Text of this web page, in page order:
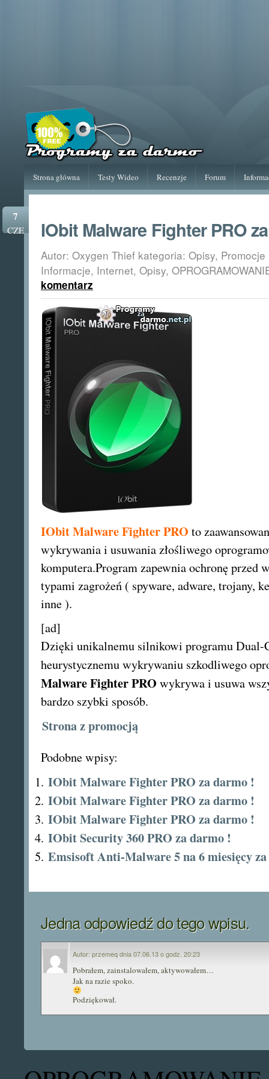
Strona główna Testy Wideo Recenzje Forum
7
CZE IObit Malware Fighter PRO
Autor: Oxygen Thief kategoria: Opisy, Promocje
Informacje, Internet, Opisy,
komentarz
IObit Malware Fighter PRO to
wykrywania i usuwania złośliwego
komputera.Program zapewnia ochronę przed
typami zagrożeń ( spyware, adware, trojany,
inne ).
[ad]
Dzięki unikalnemu silnikowi programu Dual-
heurystycznemu wykrywaniu szkodliwego
Malware Fighter PRO wykrywa i usuwa
bardzo szybki sposób.
Strona z promocją
Podobne wpisy:
IObit Malware Fighter PRO za darmo !
IObit Malware Fighter PRO za darmo !
IObit Malware Fighter PRO za darmo !
IObit Security 360 PRO za darmo !
Emsisoft Anti-Malware 5 na 6 miesięcy
Jedna odpowiedź do tego wpisu.
Autor: przemeq dnia 07.06.13 o godz. 20:23
Pobrałem, zainstalowałem, aktywowałem…
Jak na razie spoko.
Podziękował.